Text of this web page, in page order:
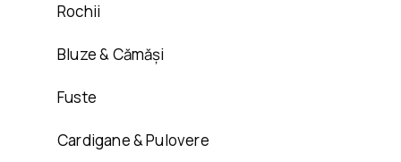
Rochii
Bluze & Cămăși
Fuste
Cardigane & Pulovere